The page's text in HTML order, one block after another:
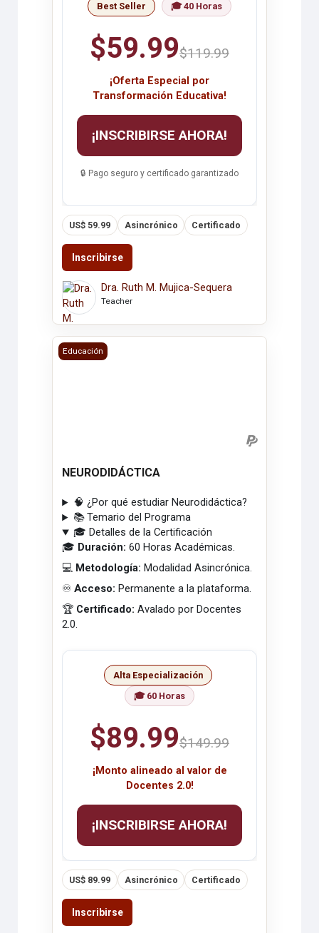
Best Seller 🎓 40 Horas
$59.99$119.99
¡Oferta Especial por
Transformación Educativa!
¡INSCRIBIRSE AHORA!
🔒 Pago seguro y certificado garantizado
US$ 59.99 Asincrónico Certificado
Inscribirse
Dra. Ruth M. Mujica-Sequera
Teacher
NEURODIDÁCTICA
Educación
NEURODIDÁCTICA
🧠 ¿Por qué estudiar Neurodidáctica?
📚 Temario del Programa
🎓 Detalles de la Certificación
🎓 Duración: 60 Horas Académicas.
💻 Metodología: Modalidad Asincrónica.
♾️Acceso: Permanente a la plataforma.
🏆 Certificado: Avalado por Docentes
2.0.
Alta Especialización
🎓 60 Horas
$89.99$149.99
¡Monto alineado al valor de
Docentes 2.0!
¡INSCRIBIRSE AHORA!
US$ 89.99 Asincrónico Certificado
Inscribirse